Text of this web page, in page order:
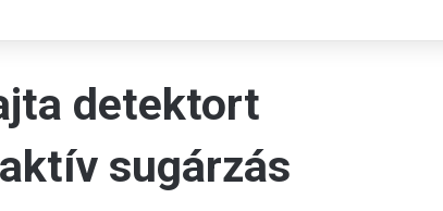
detektort
sugárzás